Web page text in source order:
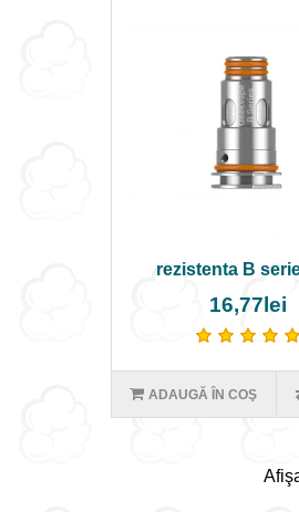
rezistenta B
16,77lei
ADAUGĂ ÎN COŞ